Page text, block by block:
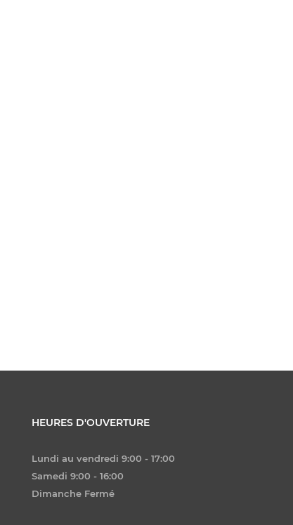
HEURES D'OUVERTURE
Lundi au vendredi 9:00 - 17:00
Samedi 9:00 - 16:00
Dimanche Fermé